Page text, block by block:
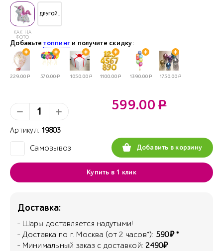
КАК НА
ФОТО
ДРУГОЙ..
Добавьтетоппинг и получите скидку:
229.00Р 570.00Р 1050.00Р 1100.00Р 1390.00Р 1750.00Р
Артикул: 19803
Самовывоз
599.00 Р
Добавить в корзину
Купить в 1 клик
Доставка:
- Шары доставляется надутыми!
- Доставка по г. Москва (от 2 часов*): 590₽ *
- Минимальный заказ с доставкой:2490₽